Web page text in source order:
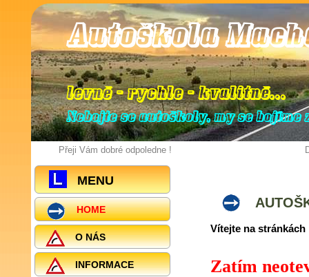
Autoškola
levně - rychle - kvalitně...
Nebojte se autoškoly, my se bojíme
Přeji Vám dobré odpoledne !
MENU
HOME
O NÁS
INFORMACE
Vítejte na
Zatím